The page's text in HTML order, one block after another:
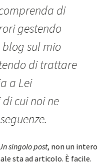
di
gestendo
sul mio
di trattare
a Lei
cui noi ne
singolo post, non un intero
sta ad articolo. È facile.